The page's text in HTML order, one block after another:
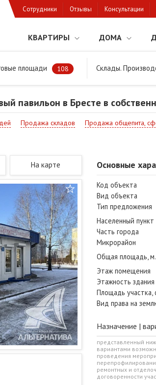
Сотрудники Отзывы Консультации
КВАРТИРЫ ДОМА
площади 108 Склады.
Торговый павильон в Бресте в
павильон в Бресте в
Продажа складов Продажа общепита,
На карте Основные
Код объекта
Вид объекта
Тип предложения
Населенный пункт
Часть города
Микрорайон
Общая площадь,
Этаж помещения
Этажность здания
Площадь участка,
Вид права на
Назначение |
представленный
вариантами
проведения
ремонтных и
договоренности